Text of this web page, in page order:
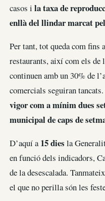
casos i la taxa de
enllà del llindar marcat
Per tant, tot queda com fins
restaurants, així com els de
continuen amb un 30% de
comercials seguiran
vigor com a mínim dues
municipal de caps de
D’aquí a15 dies la
en funció dels indicadors,
de la desescalada.
el que no perilla són les